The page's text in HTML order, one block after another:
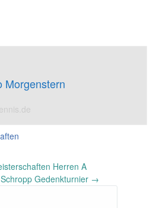
Morgenstern
Herren A
Gedenkturnier →